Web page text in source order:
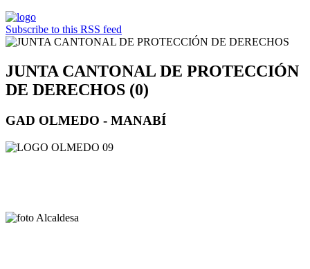
Subscribe to this RSS feed
JUNTA CANTONAL DE PROTECCIÓN
DE DERECHOS (0)
GAD OLMEDO - MANABÍ